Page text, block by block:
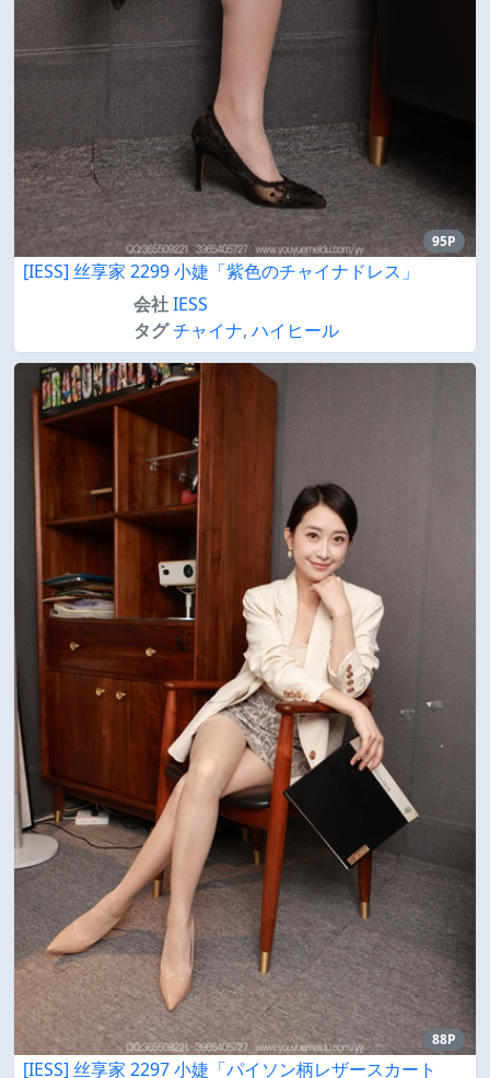
95P
[IESS] 丝享家 2299 小婕「紫色のチャイナドレス」
会社IESS
タグチャイナ, ハイヒール
88P
[IESS] 丝享家 2297 小婕「パイソン柄レザースカート